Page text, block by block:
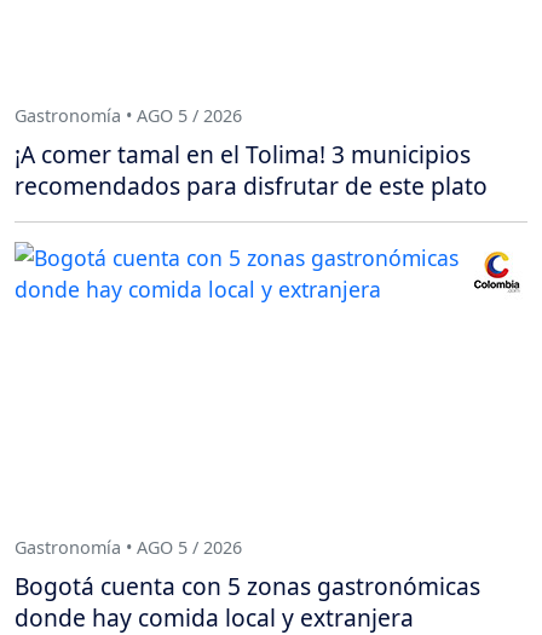
Gastronomía • AGO 5 / 2026
¡A comer tamal en el Tolima! 3 municipios
recomendados para disfrutar de este plato
Gastronomía • AGO 5 / 2026
Bogotá cuenta con 5 zonas gastronómicas
donde hay comida local y extranjera